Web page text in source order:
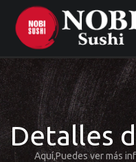
Detalles
Aquí,Puedes ver más